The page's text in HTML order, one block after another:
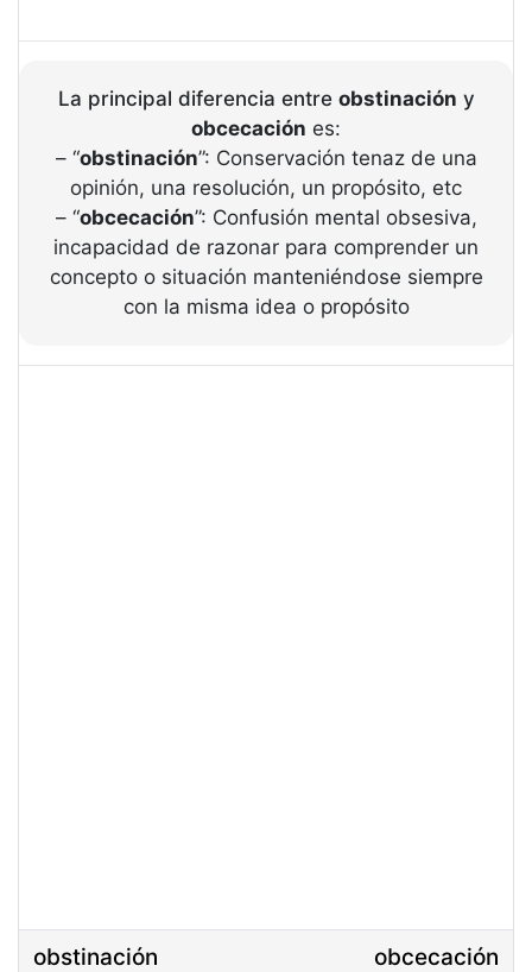
La principal diferencia entre obstinación y
obcecación es:
– “obstinación”: Conservación tenaz de una
opinión, una resolución, un propósito, etc
– “obcecación”: Confusión mental obsesiva,
incapacidad de razonar para comprender un
concepto o situación manteniéndose siempre
con la misma idea o propósito
obstinación obcecación